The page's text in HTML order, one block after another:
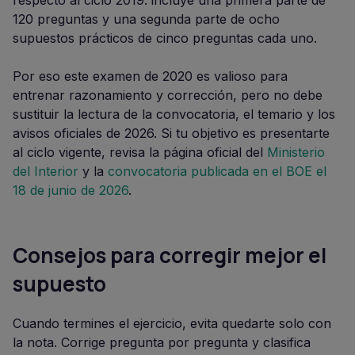
120 preguntas y una segunda parte de ocho
supuestos prácticos de cinco preguntas cada uno.
Por eso este examen de 2020 es valioso para
entrenar razonamiento y corrección, pero no debe
sustituir la lectura de la convocatoria, el temario y los
avisos oficiales de 2026. Si tu objetivo es presentarte
al ciclo vigente, revisa la página oficial del Ministerio
del Interior y la convocatoria publicada en el BOE el
18 de junio de 2026.
Consejos para corregir mejor el
supuesto
Cuando termines el ejercicio, evita quedarte solo con
la nota. Corrige pregunta por pregunta y clasifica